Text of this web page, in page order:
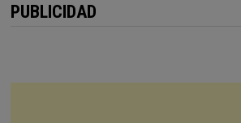
PUBLICIDAD